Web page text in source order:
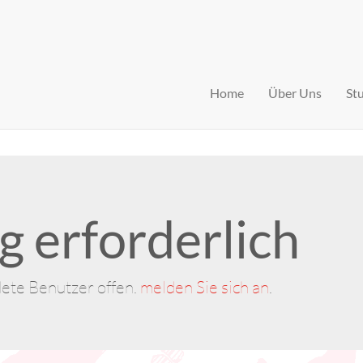
Home Über Uns
erforderlich
Benutzer offen. melden Sie sich an